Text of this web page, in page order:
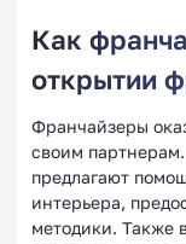
Как
открытии
Франчайзеры
своим
предлагают
интерьера,
методики. Также